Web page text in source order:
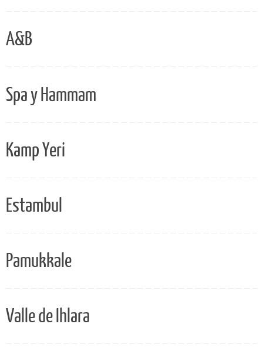
A&B
Spa y Hammam
Kamp Yeri
Estambul
Pamukkale
Valle de Ihlara